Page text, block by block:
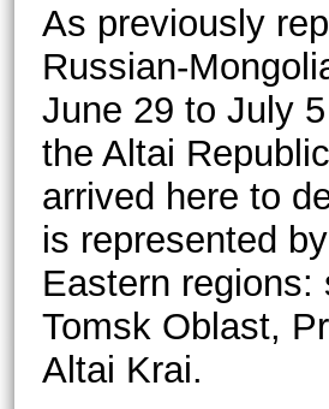
As previously
Russian-
June 29 to July
the Altai
arrived here to
is represented
Eastern
Tomsk Oblast,
Altai Krai.